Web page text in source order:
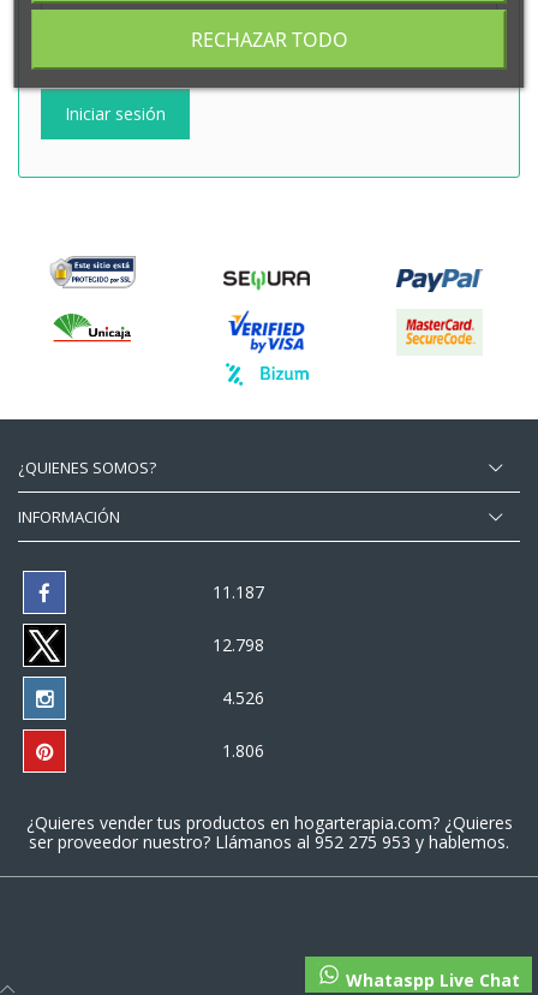
Iniciar sesión
¿QUIENES SOMOS?
INFORMACIÓN
11.187
12.798
4.526
1.806
¿Quieres vender tus productos en hogarterapia.com? ¿Quieres
ser proveedor nuestro? Llámanos al 952 275 953 y hablemos.
Whataspp Live Chat
RECHAZAR TODO